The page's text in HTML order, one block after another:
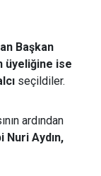
Başkan
üyeliğine ise
seçildiler.
ardından
Aydın,